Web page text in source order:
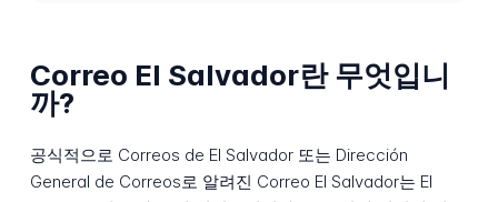
Correo El Salvador란 무엇입니
까?
공식적으로 Correos de El Salvador 또는 Dirección
General de Correos로 알려진 Correo El Salvador는 El